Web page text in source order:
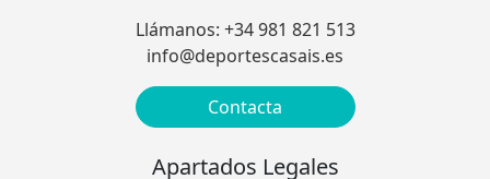
Llámanos: +34 981 821 513
info@deportescasais.es
Contacta
Apartados Legales